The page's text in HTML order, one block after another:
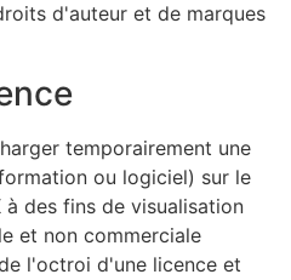
d'auteur et de marques
temporairement une
ou logiciel) sur le
à des fins de visualisation
et non commerciale
l'octroi d'une licence et